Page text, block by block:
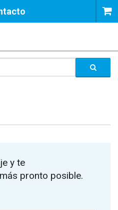
y te
pronto posible.